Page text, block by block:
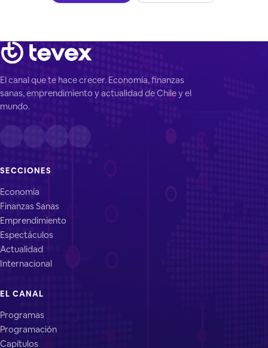
El canal que te hace crecer. Economía, finanzas
sanas, emprendimiento y actualidad de Chile y el
mundo.
SECCIONES
Economía
Finanzas Sanas
Emprendimiento
Espectáculos
Actualidad
Internacional
EL CANAL
Programas
Programación
Capítulos